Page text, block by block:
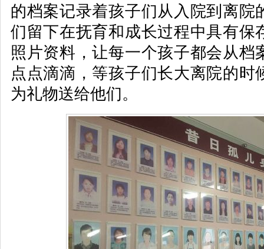
的档案记录着孩子们从入院到离院
们留下在抚育和成长过程中具有保
照片资料，让每一个孩子都会从档
点点滴滴，等孩子们长大离院的时
为礼物送给他们。